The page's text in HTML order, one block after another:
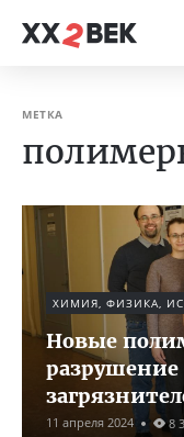
МЕТКА
ХИМИЯ, ФИЗИКА,
Новые
разрушение
11 апреля 2024 8